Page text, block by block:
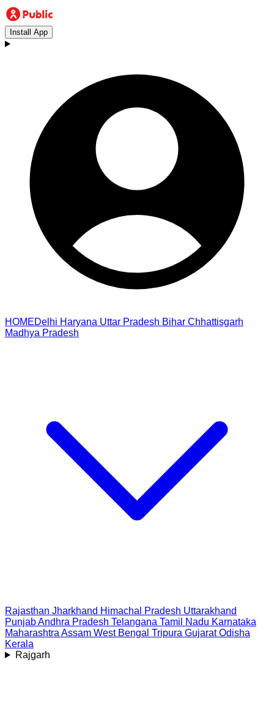
Install App
HOMEDelhi Haryana Uttar Pradesh Bihar Chhattisgarh
Madhya Pradesh
Rajasthan Jharkhand Himachal Pradesh Uttarakhand
PunjabAndhra Pradesh Telangana Tamil Nadu Karnataka
Maharashtra Assam West Bengal Tripura Gujarat Odisha
Kerala
Rajgarh